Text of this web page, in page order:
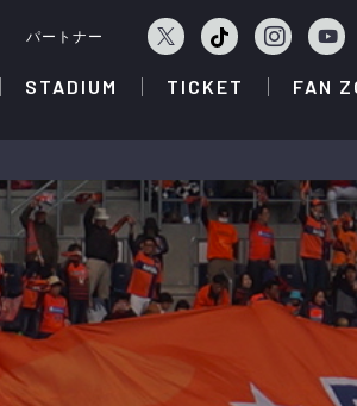
パートナー
STADIUM TICKET FAN